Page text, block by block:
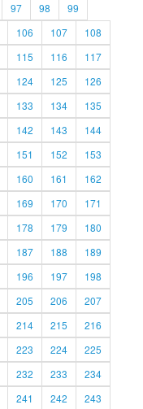
97 98
99
106 107
108
115 116
117
124 125
126
133 134
135
142 143
144
151 152
153
160 161
162
169 170
171
178 179
180
187 188
189
196 197
198
205 206
207
214 215
216
223 224
225
232 233
234
241 242 243